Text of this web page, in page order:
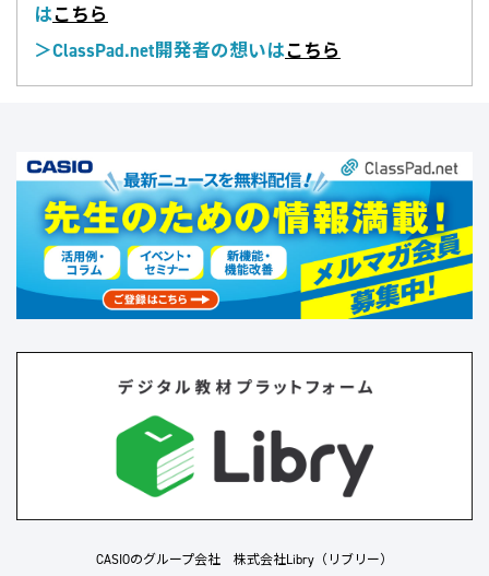
はこちら
＞ClassPad.net開発者の想いはこちら
CASIOのグループ会社 株式会社Libry（リブリー）